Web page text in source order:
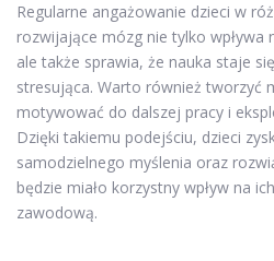
Regularne angażowanie dzieci w
rozwijające mózg nie tylko wpływa
ale także sprawia, że nauka staje
stresująca. Warto również tworzyć
motywować do dalszej pracy i
Dzięki takiemu podejściu, dzieci
samodzielnego myślenia oraz
będzie miało korzystny wpływ na
zawodową.